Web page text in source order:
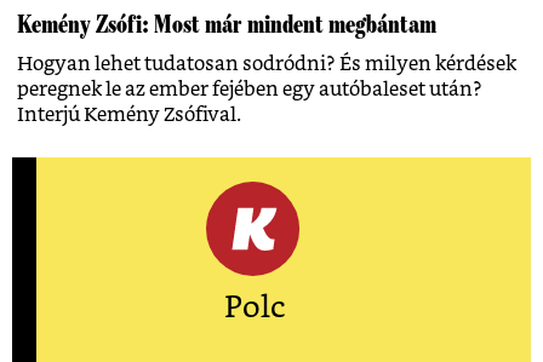
Kemény Zsófi: Most már mindent megbántam
Hogyan lehet tudatosan sodródni? És milyen kérdések
peregnek le az ember fejében egy autóbaleset után?
Interjú Kemény Zsófival.
Polc